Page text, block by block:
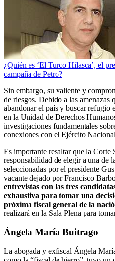
¿Quién es ‘El Turco Hilasca’, el
campaña de Petro?
Sin embargo, su valiente y
de riesgos. Debido a las amenazas
abandonar el país y buscar refugio
en la Unidad de Derechos
investigaciones fundamentales
conexiones con el Ejército
Es importante resaltar que la Corte
responsabilidad de elegir a una de
seleccionadas por el presidente
vacante dejado por Francisco
entrevistas con las tres
exhaustiva para tomar una
próxima fiscal general de la
realizará en la Sala Plena para
Ángela María Buitrago
La abogada y exfiscal Ángela